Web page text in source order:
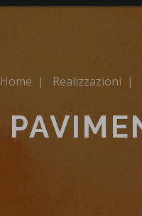
Home | Realizzazioni |